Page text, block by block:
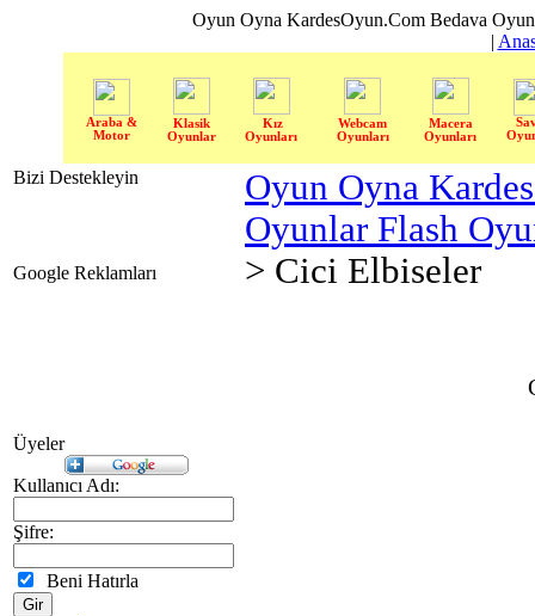
Oyun Oyna KardesOyun.Com Bedava
|
Araba &
Motor
Klasik
Oyunlar
Kız
Oyunları
Webcam
Oyunları
Macera
Oyunları
Bizi Destekleyin
Google Reklamları
Üyeler
Kullanıcı Adı:
Şifre:
Beni Hatırla
Oyun Oyna
Oyunlar Flash
> Cici Elbiseler